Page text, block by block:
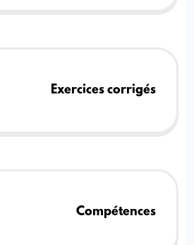
Exercices corrigés
Compétences